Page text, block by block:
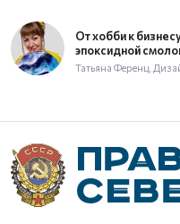
От хобби к
эпоксидной
Татьяна Ференц,